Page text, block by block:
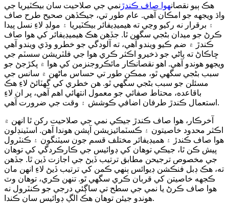
هڪ ٻيو نقصانهوا صاف ڪندڙ نمي جي صلاحيت سان بيڪٽيريا جي
واڌ ويجهه جو امڪان آهي. عام طور تي، جيڪڏهن صحيح طرح صاف
۽ برقرار نه رکيو وڃي ته هيميڊيفائر بيڪٽيريا ۽ مولڊ لاءِ نسل پيدا
ڪرڻ جو ميدان بڻجي سگهن ٿا. جڏهن هڪ هيميڊيفائر کي هوا صاف
ڪندڙ ۾ ضم ڪيو ويندو آهي، ته آلودگي جو خطرو وڌي ويندو آهي
ڇاڪاڻ ته پاڻي جو ذخيرو اڪثر ڪري هوا جي فلٽريشن سسٽم جي
ويجهو هوندو آهي. اهو نقصانڪار مائڪروجنزمن کي هوا ۾ پکڙجڻ جو
سبب بڻجي سگهي ٿو، ممڪن طور تي حساس ماڻهن ۾ سانس جي
مسئلن جو سبب بڻجي سگهي ٿو. هن خطري کي گهٽائڻ لاءِ هڪ
باقاعده، محتاط صفائي جو معمول انتهائي اهم آهي، پر ان لاءِ
استعمال ڪندڙ طرفان اضافي ڪوشش ۽ وقت جي ضرورت آهي.
آخرڪار، هوا صاف ڪندڙ جيڪي نمي جي صلاحيت رکن ٿا انهن ۾
اڪثر محدود خاصيتون ۽ ڪسٽمائيزيشن آپشن هوندا آهن. اسٽينڊلون
هوا صاف ڪندڙ ۽ هميڊيفائر مختلف قسم جون سيٽنگون ۽ ڪنٽرول
پيش ڪن ٿا، جيڪي توهان کي ڊوائيس جي ڪارڪردگي کي توهان
جي مخصوص ترجيحن مطابق ترتيب ڏيڻ جي اجازت ڏين ٿا. جڏهن
ته، هڪ ڊبل فنڪشن ڊيوائس ٻنهي ڪمن کي ترتيب ڏيڻ لاءِ انهن مان
ڪجهه خاصيتن کي قربان ڪري سگهي ٿو. تنهن ڪري، توهان وٽ
هوا صاف ڪرڻ يا نمي جي سطح تي ساڳئي درجي جو ڪنٽرول نه
هوندو جيئن توهان هڪ الڳ ڊوائيس سان ڪندا.